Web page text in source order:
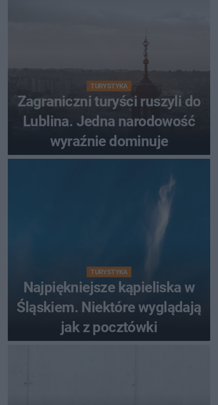
TURYSTYKA
Zagraniczni turyści ruszyli do
Lublina. Jedna narodowość
wyraźnie dominuje
TURYSTYKA
Najpiękniejsze kąpieliska w
Śląskiem. Niektóre wyglądają
jak z pocztówki